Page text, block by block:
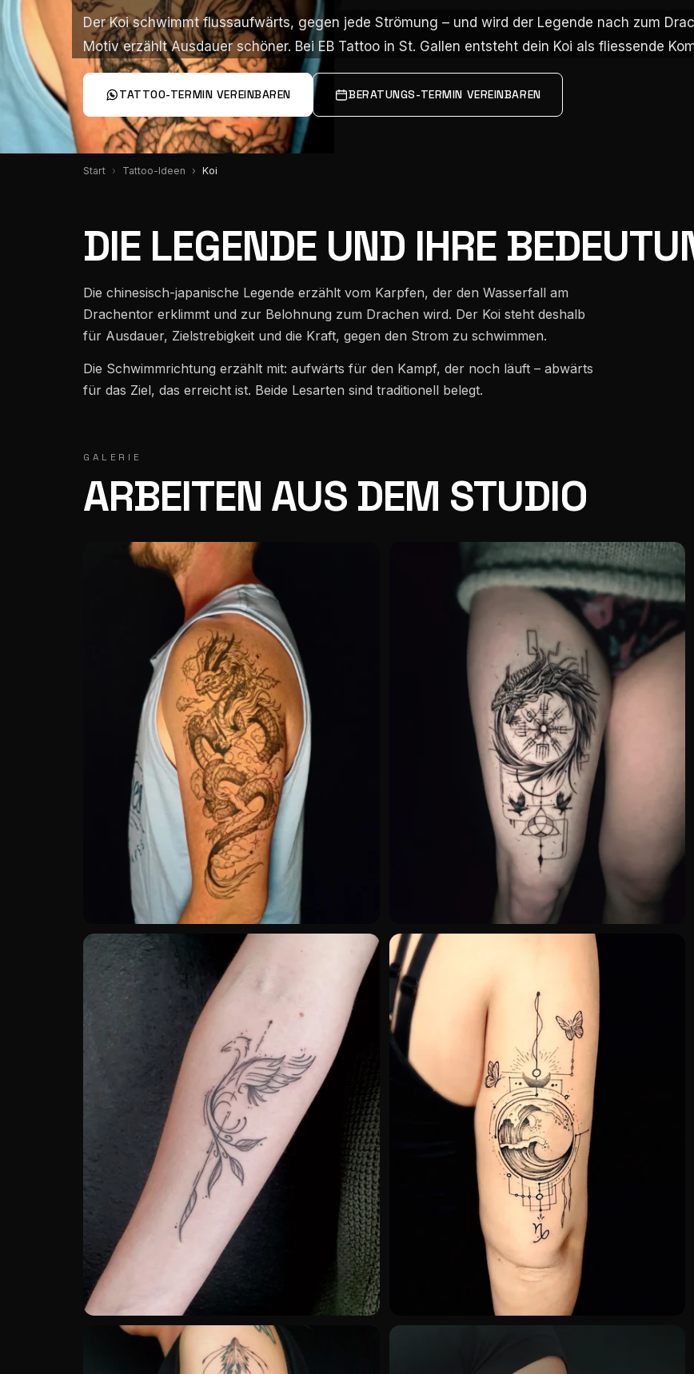
Über mich
Team
Instagram
Wissen
Standorte
Der Koi schwimmt flussaufwärts, gegen jede Strömung – und wird der Legende nach zum
Motiv erzählt Ausdauer schöner. Bei EB Tattoo in St. Gallen entsteht dein Koi als fliessende
Der Koi schwimmt flussaufwärts, gegen jede Strömung – und wird der Legende nach zum
Motiv erzählt Ausdauer schöner. Bei EB Tattoo in St. Gallen entsteht dein Koi als fliessende
TATTOO-TERMIN VEREINBAREN BERATUNGS-TERMIN VEREINBAREN
Start Tattoo-Ideen Koi
DIE LEGENDE UND IHRE
Die chinesisch-japanische Legende erzählt vom Karpfen, der den Wasserfall am
Drachentor erklimmt und zur Belohnung zum Drachen wird. Der Koi steht deshalb
für Ausdauer, Zielstrebigkeit und die Kraft, gegen den Strom zu schwimmen.
Die Schwimmrichtung erzählt mit: aufwärts für den Kampf, der noch läuft – abwärts
für das Ziel, das erreicht ist. Beide Lesarten sind traditionell belegt.
GALERIE
ARBEITEN AUS DEM STUDIO